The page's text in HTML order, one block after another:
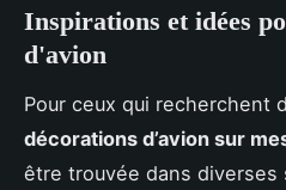
Inspirations et idées
d'avion
Pour ceux qui recherchent
décorations d’avion sur
être trouvée dans diverses